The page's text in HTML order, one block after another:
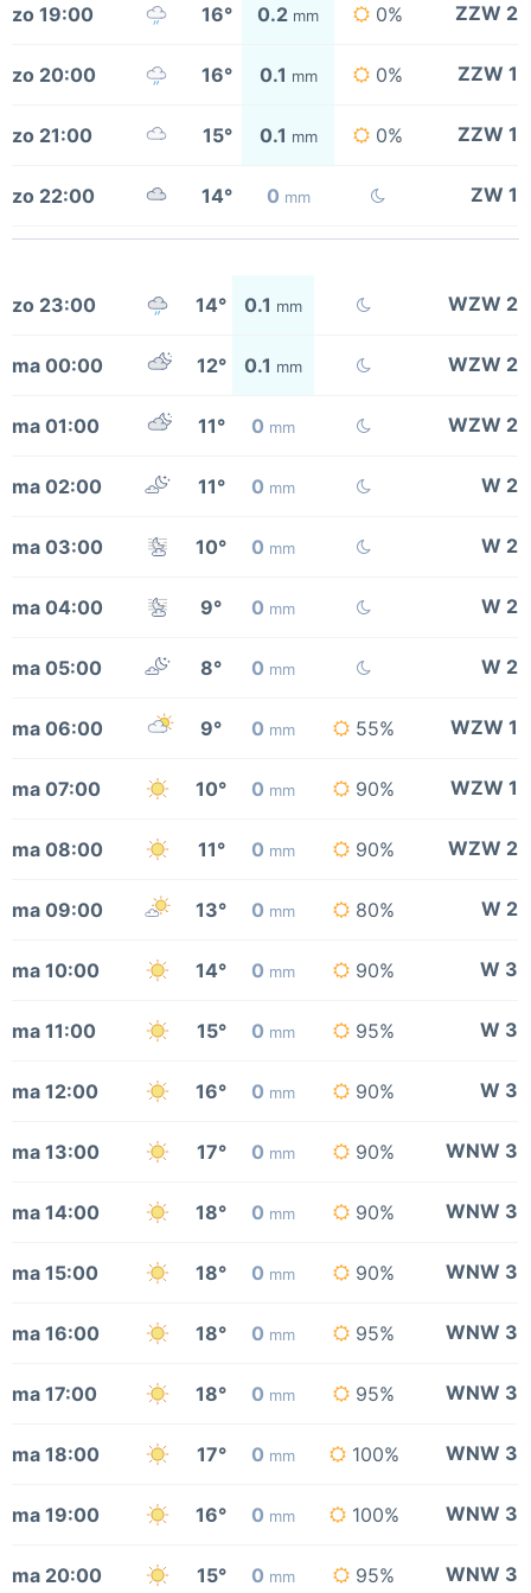
zo 19:00 16° 0.2 mm 0% ZZW 2
zo 20:00 16° 0.1 mm 0% ZZW 1
zo 21:00 15° 0.1 mm 0% ZZW 1
zo 22:00 14° 0 mm ZW 1
zo 23:00 14° 0.1 mm WZW 2
ma 00:00 12° 0.1 mm WZW 2
ma 01:00 11° 0 mm WZW 2
ma 02:00 11° 0 mm W 2
ma 03:00 10° 0 mm W 2
ma 04:00 9° 0 mm W 2
ma 05:00 8° 0 mm W 2
ma 06:00 9° 0 mm 55% WZW 1
ma 07:00 10° 0 mm 90% WZW 1
ma 08:00 11° 0 mm 90% WZW 2
ma 09:00 13° 0 mm 80% W 2
ma 10:00 14° 0 mm 90% W 3
ma 11:00 15° 0 mm 95% W 3
ma 12:00 16° 0 mm 90% W 3
ma 13:00 17° 0 mm 90% WNW 3
ma 14:00 18° 0 mm 90% WNW 3
ma 15:00 18° 0 mm 90% WNW 3
ma 16:00 18° 0 mm 95% WNW 3
ma 17:00 18° 0 mm 95% WNW 3
ma 18:00 17° 0 mm 100% WNW 3
ma 19:00 16° 0 mm 100% WNW 3
ma 20:00 15° 0 mm 95% WNW 3